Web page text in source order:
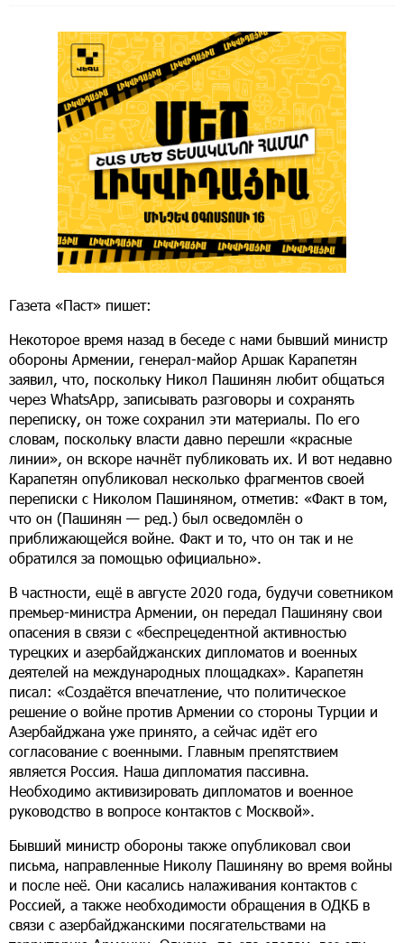
Газета «Паст» пишет:
Некоторое время назад в беседе с нами бывший министр
обороны Армении, генерал-майор Аршак Карапетян
заявил, что, поскольку Никол Пашинян любит общаться
через WhatsApp, записывать разговоры и сохранять
переписку, он тоже сохранил эти материалы. По его
словам, поскольку власти давно перешли «красные
линии», он вскоре начнёт публиковать их. И вот недавно
Карапетян опубликовал несколько фрагментов своей
переписки с Николом Пашиняном, отметив: «Факт в том,
что он (Пашинян — ред.) был осведомлён о
приближающейся войне. Факт и то, что он так и не
обратился за помощью официально».
В частности, ещё в августе 2020 года, будучи советником
премьер-министра Армении, он передал Пашиняну свои
опасения в связи с «беспрецедентной активностью
турецких и азербайджанских дипломатов и военных
деятелей на международных площадках». Карапетян
писал: «Создаётся впечатление, что политическое
решение о войне против Армении со стороны Турции и
Азербайджана уже принято, а сейчас идёт его
согласование с военными. Главным препятствием
является Россия. Наша дипломатия пассивна.
Необходимо активизировать дипломатов и военное
руководство в вопросе контактов с Москвой».
Бывший министр обороны также опубликовал свои
письма, направленные Николу Пашиняну во время войны
и после неё. Они касались налаживания контактов с
Россией, а также необходимости обращения в ОДКБ в
связи с азербайджанскими посягательствами на